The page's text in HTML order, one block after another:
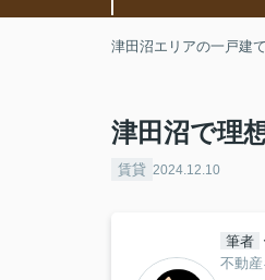
津田沼エリアの一戸建
津田沼で理
賃貸 2024.12.10
筆者
不動